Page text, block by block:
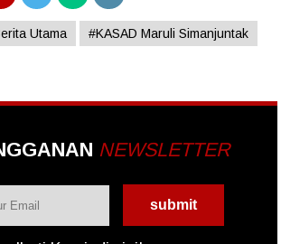
Utama
#KASAD Maruli Simanjuntak
NEWSLETTER